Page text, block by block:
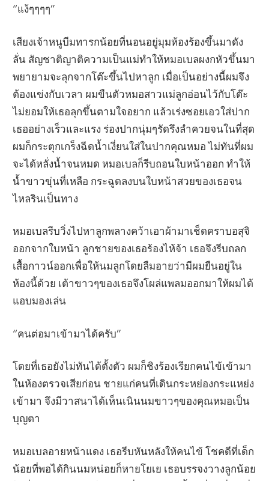
“แง้ๆๆๆๆ”
เสียงเจ้าหนูบีมทารกน้อยที่นอนอยู่มุมห้องร้องขึ้นมาดัง
ลั่น สัญชาติญาติความเป็นแม่ทำให้หมอเบลผงกหัวขึ้นมา
พยายามจะลุกจากโต๊ะขึ้นไปหาลูก เมื่อเป็นอย่างนี้ผมจึง
ต้องแข่งกับเวลา ผมขืนตัวหมอสาวแม่ลูกอ่อนไว้กับโต๊ะ
ไม่ยอมให้เธอลุกขึ้นตามใจอยาก แล้วเร่งซอยเอวใส่ปาก
เธออย่างเร็วและแรง ร่องปากนุ่มๆรัดรึงลำควยจนในที่สุด
ผมก็กระตุกเกร็งฉีดน้ำเงี่ยนใส่ในปากคุณหมอ ไม่ทันที่ผม
จะได้หลั่งน้ำจนหมด หมอเบลก็รีบถอนใบหน้าออก ทำให้
น้ำขาวขุ่นที่เหลือ กระฉูดลงบนใบหน้าสวยของเธอจน
ไหลรินเป็นทาง
หมอเบลรีบวิ่งไปหาลูกพลางคว้าเอาผ้ามาเช็ดคราบอสุจิ
ออกจากใบหน้า ลูกชายของเธอร้องไห้จ้า เธอจึงรีบถลก
เสื้อกาวน์ออกเพื่อให้นมลูกโดยลืมอายว่ามีผมยืนอยู่ใน
ห้องนี้ด้วย เต้าขาวๆของเธอจึงโผล่แพลมออกมาให้ผมได้
แอบมองเล่น
“คนต่อมาเข้ามาได้ครับ”
โดยที่เธอยังไม่ทันได้ตั้งตัว ผมก็ชิงร้องเรียกคนไข้เข้ามา
ในห้องตรวจเสียก่อน ชายแก่คนที่เดินกระหย่องกระแหย่ง
เข้ามา จึงมีวาสนาได้เห็นเนินนมขาวๆของคุณหมอเป็น
บุญตา
หมอเบลอายหน้าแดง เธอรีบหันหลังให้คนไข้ โชคดีที่เด็ก
น้อยที่พอได้กินนมหน่อยก็หายโยเย เธอบรรจงวางลูกน้อย